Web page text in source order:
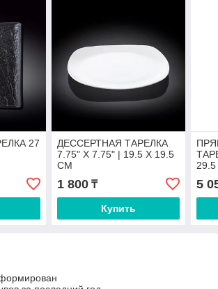
27
ДЕССЕРТНАЯ ТАРЕЛКА
7.75" X 7.75" | 19.5 X 19.5
CM
1 800₸
Купить
29.5
5